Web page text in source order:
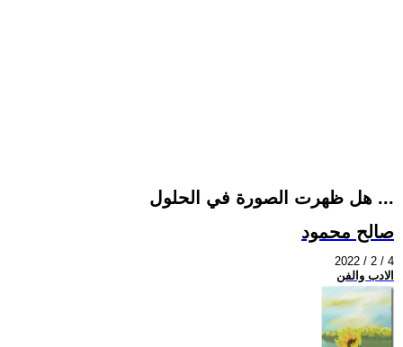
هل ظهرت الصورة في الحلول ...
صالح محمود
2022 / 2 / 4
الادب والفن